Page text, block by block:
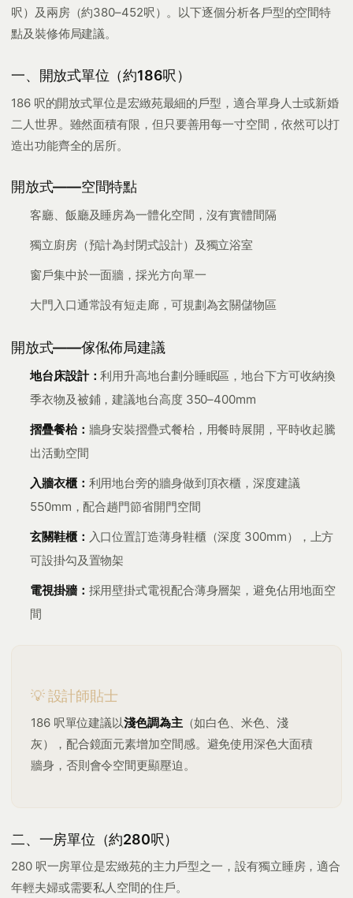
呎）及兩房（約380–452呎）。以下逐個分析各戶型的空間特
點及裝修佈局建議。
一、開放式單位（約186呎）
186 呎的開放式單位是宏緻苑最細的戶型，適合單身人士或新婚
二人世界。雖然面積有限，但只要善用每一寸空間，依然可以打
造出功能齊全的居所。
開放式——空間特點
客廳、飯廳及睡房為一體化空間，沒有實體間隔
獨立廚房（預計為封閉式設計）及獨立浴室
窗戶集中於一面牆，採光方向單一
大門入口通常設有短走廊，可規劃為玄關儲物區
開放式——傢俬佈局建議
地台床設計：利用升高地台劃分睡眠區，地台下方可收納換
季衣物及被鋪，建議地台高度 350–400mm
摺疊餐枱： 牆身安裝摺疊式餐枱，用餐時展開，平時收起騰
出活動空間
入牆衣櫃： 利用地台旁的牆身做到頂衣櫃，深度建議
550mm，配合趟門節省開門空間
玄關鞋櫃： 入口位置訂造薄身鞋櫃（深度 300mm），上方
可設掛勾及置物架
電視掛牆： 採用壁掛式電視配合薄身層架，避免佔用地面空
間
💡 設計師貼士
186 呎單位建議以淺色調為主（如白色、米色、淺
灰），配合鏡面元素增加空間感。避免使用深色大面積
牆身，否則會令空間更顯壓迫。
二、一房單位（約280呎）
280 呎一房單位是宏緻苑的主力戶型之一，設有獨立睡房，適合
年輕夫婦或需要私人空間的住戶。